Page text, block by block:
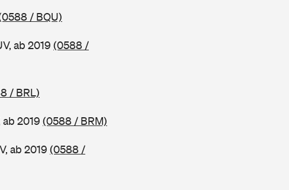
/ BQU)
ab 2019 (0588 /
/ BRL)
ab 2019 (0588 / BRM)
ab 2019 (0588 /